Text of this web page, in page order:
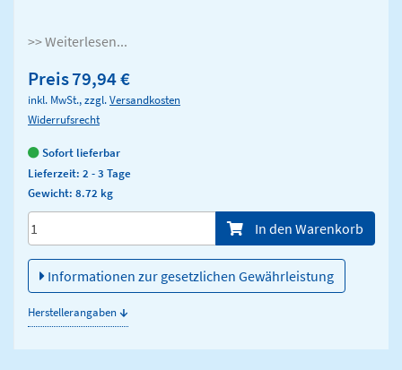
>> Weiterlesen...
Preis79,94 €
inkl. MwSt., zzgl.Versandkosten
Widerrufsrecht
Sofort lieferbar
Lieferzeit: 2 - 3 Tage
Gewicht: 8.72 kg
Menge/Pieces In den Warenkorb
Informationen zur gesetzlichen Gewährleistung
Herstellerangaben↓